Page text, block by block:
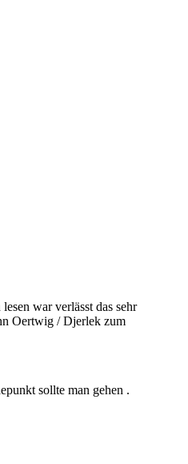
war verlässt das sehr
Oertwig / Djerlek zum
sollte man gehen .